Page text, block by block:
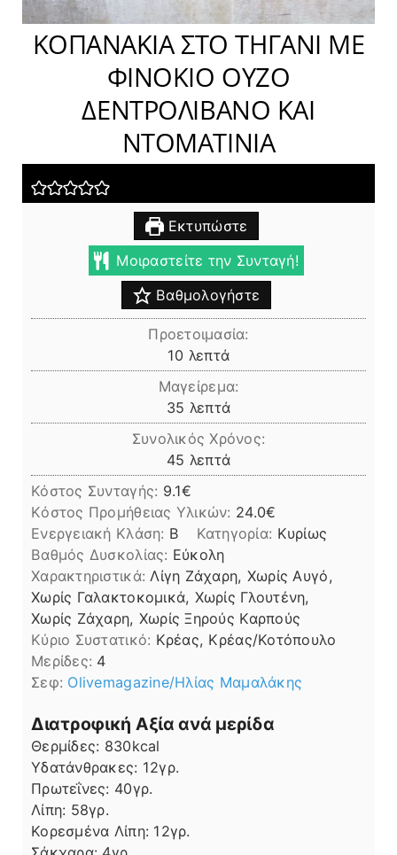
ΚΟΠΑΝΑΚΙΑ ΣΤΟ ΤΗΓΑΝΙ ΜΕ
ΦΙΝΟΚΙΟ ΟΥΖΟ
ΔΕΝΤΡΟΛΙΒΑΝΟ ΚΑΙ
ΝΤΟΜΑΤΙΝΙΑ
Εκτυπώστε
Μοιραστείτε την Συνταγή!
Βαθμολογήστε
Προετοιμασία:
10 λεπτά
λεπτά
Μαγείρεμα:
35 λεπτά
λεπτά
Συνολικός Χρόνος:
45 λεπτά
λεπτά
Κόστος Συνταγής: 9.1€
Kόστος Προμήθειας Υλικών: 24.0
Ενεργειακή Κλάση: B Κατηγορία: Κυρίως
Βαθμός Δυσκολίας: Εύκολη
Χαρακτηριστικά: Λίγη Ζάχαρη, Χωρίς Αυγό,
Χωρίς Γαλακτοκομικά, Χωρίς Γλουτένη,
Χωρίς Ζάχαρη, Χωρίς Ξηρούς Καρπούς
Kύριο Συστατικό: Κρέας, Κρέας/Κοτόπουλο
Μερίδες: 4
Σεφ: Olivemagazine/Ηλίας Μαμαλάκης
Διατροφική Αξία ανά μερίδα
Θερμίδες: 830kcal
Υδατάνθρακες: 12γρ.
Πρωτεΐνες: 40γρ.
Λίπη
Λίπη: 58γρ.
Κορεσμένα Λίπη: 12γρ.